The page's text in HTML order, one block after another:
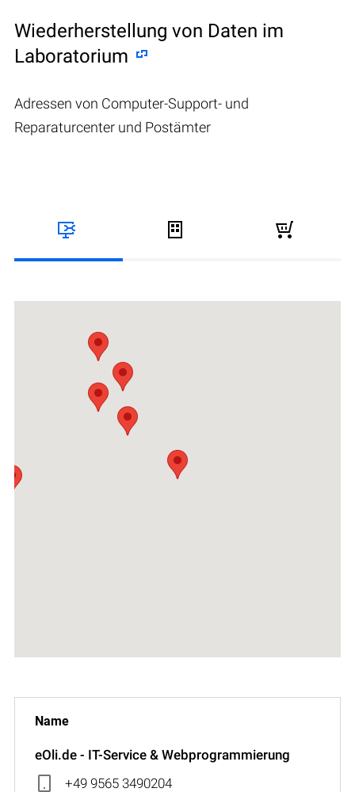
Wiederherstellung von Daten im
Laboratorium
Adressen von Computer-Support- und
Reparaturcenter und Postämter
eOli.de - IT-Service & Webprogrammierung
+49 9565 3490204